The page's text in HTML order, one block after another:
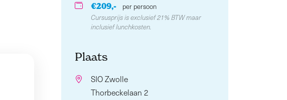
€209,-
per persoon
Cursusprijs is exclusief 21% BTW maar
inclusief lunchkosten.
Plaats
SIO Zwolle
Thorbeckelaan 2